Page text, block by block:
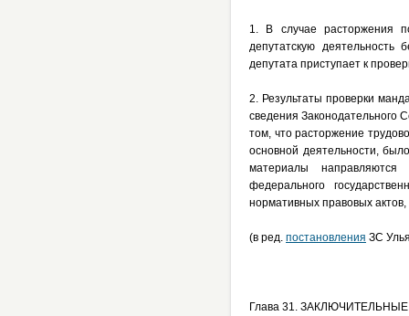
1. В случае расторжения
депутатскую
депутата приступает к
2. Результаты проверки
сведения Законодательного
том, что расторжение
основной деятельности,
материалы
федерального
нормативных правовых
(в ред. постановления ЗС
Глава 31.